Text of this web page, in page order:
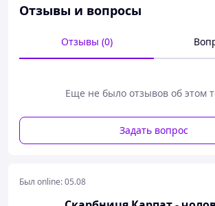
Чоловіча вишиванка пошита з
Техніка виконання: машинна вишивка.
У візерунках сорочки переважають
Цікавий орнамент символізує чоловічу
Отзывы и вопросы
Отзывы (0)
Еще не было отзывов об этом
Задать вопрос
Был online:05.08